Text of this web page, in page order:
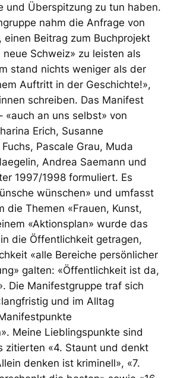
und Überspitzung zu tun haben.
nahm die Anfrage von
einen Beitrag zum Buchprojekt
Schweiz» zu leisten als
stand nichts weniger als der
Auftritt in der Geschichte!»,
schreiben. Das Manifest
«auch an uns selbst» von
Erich, Susanne
Pascale Grau, Muda
Andrea Saemann und
1997/1998 formuliert. Es
wünschen» und umfasst
die Themen «Frauen, Kunst,
«Aktionsplan» wurde das
die Öffentlichkeit getragen,
«alle Bereiche persönlicher
galten: «Öffentlichkeit ist da,
Die Manifestgruppe traf sich
und im Alltag
Meine Lieblingspunkte sind
zitierten «4. Staunt und denkt
denken ist kriminell», «7.